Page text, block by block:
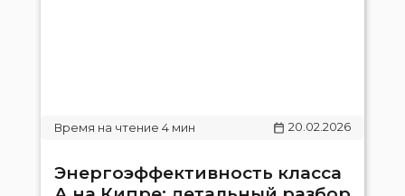
20.02.2026
Энергоэффективность класса